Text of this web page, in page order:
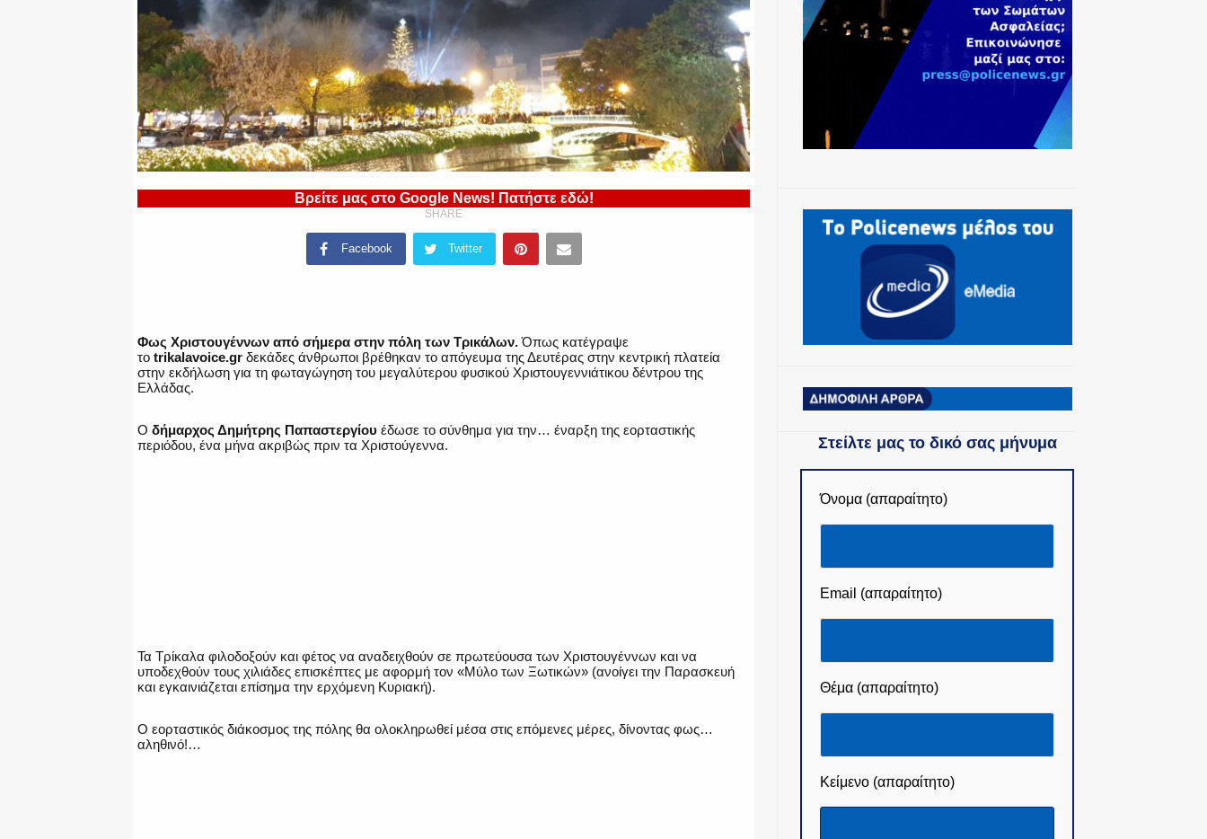
Βρείτε μας στο Google News! Πατήστε εδώ!
SHARE
Facebook Twitter
Φως Χριστουγέννων από σήμερα στην πόλη των Τρικάλων.Όπως κατέγραψε
το trikalavoice.gr δεκάδες άνθρωποι βρέθηκαν το απόγευμα της Δευτέρας στην κεντρική πλατεία
στην εκδήλωση για τη φωταγώγηση του μεγαλύτερου φυσικού Χριστουγεννιάτικου δέντρου της
Ελλάδας.
Ο δήμαρχος Δημήτρης Παπαστεργίου έδωσε το σύνθημα για την… έναρξη της εορταστικής
περιόδου, ένα μήνα ακριβώς πριν τα Χριστούγεννα.
Τα Τρίκαλα φιλοδοξούν και φέτος να αναδειχθούν σε πρωτεύουσα των Χριστουγέννων και να
υποδεχθούν τους χιλιάδες επισκέπτες με αφορμή τον «Μύλο των Ξωτικών» (ανοίγει την Παρασκευή
και εγκαινιάζεται επίσημα την ερχόμενη Κυριακή).
Ο εορταστικός διάκοσμος της πόλης θα ολοκληρωθεί μέσα στις επόμενες μέρες, δίνοντας φως…
αληθινό!…
Στείλτε μας το δικό σας μήνυμα
Όνομα (απαραίτητο)
Email (απαραίτητο)
Θέμα (απαραίτητο)
Κείμενο (απαραίτητο)